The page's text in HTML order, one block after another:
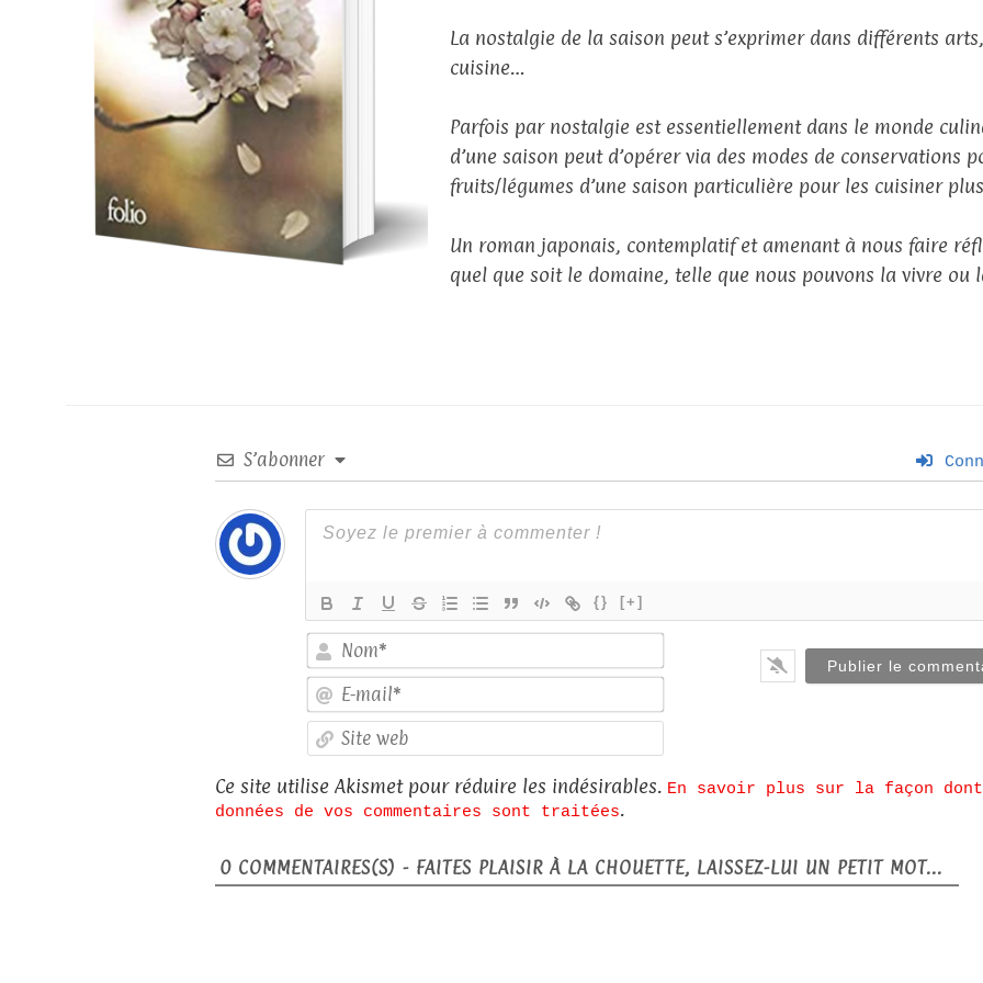
La nostalgie de la saison peut s’exprimer dans différents
cuisine…
Parfois par nostalgie est essentiellement dans le monde
d’une saison peut d’opérer via des modes de conservations
fruits/légumes d’une saison particulière pour les cuisiner
Un roman japonais, contemplatif et amenant à nous faire
quel que soit le domaine, telle que nous pouvons la vivre
S’abonner
{} [+]
Nom*
E-
mail*
web
Ce site utilise Akismet pour réduire les indésirables. En savoir plus sur la façon
données de vos commentaires sont traitées.
0 COMMENTAIRES(S) - FAITES PLAISIR À LA CHOUETTE, LAISSEZ-LUI UN PETIT MOT...